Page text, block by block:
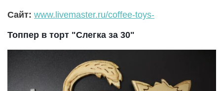
Сайт: www.livemaster.ru/coffee-toys-
Топпер в торт "Слегка за 30"